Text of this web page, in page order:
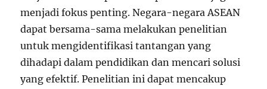
menjadi fokus penting. Negara-negara ASEAN
dapat bersama-sama melakukan penelitian
untuk mengidentifikasi tantangan yang
dihadapi dalam pendidikan dan mencari solusi
yang efektif. Penelitian ini dapat mencakup